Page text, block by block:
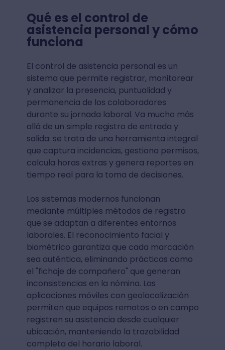
Qué es el control de
asistencia personal y cómo
funciona
El control de asistencia personal es un
sistema que permite registrar, monitorear
y analizar la presencia, puntualidad y
permanencia de los colaboradores
durante su jornada laboral. Va mucho más
allá de un simple registro de entrada y
salida: se trata de una herramienta integral
que captura incidencias, gestiona permisos,
calcula horas extras y genera reportes en
tiempo real para la toma de decisiones.
Los sistemas modernos funcionan
mediante múltiples métodos de registro
que se adaptan a diferentes entornos
laborales. El reconocimiento facial y
biométrico garantiza que cada marcación
sea auténtica, eliminando prácticas como
el "fichaje de compañero" que generan
inconsistencias en la nómina. Las
aplicaciones móviles con geolocalización
permiten que equipos remotos o en campo
registren su asistencia desde cualquier
ubicación, manteniendo la trazabilidad
completa del horario laboral.